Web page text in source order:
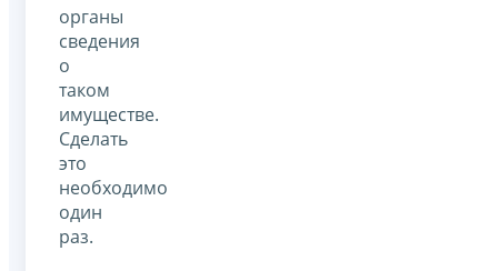
органы
сведения
о
таком
имуществе.
Сделать
это
необходимо
один
раз.